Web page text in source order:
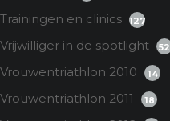
Trainingen en clinics 127
Vrijwilliger in de spotlight 52
Vrouwentriathlon 2010 14
Vrouwentriathlon 2011 18